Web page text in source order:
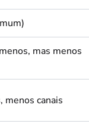
mas menos
menos canais